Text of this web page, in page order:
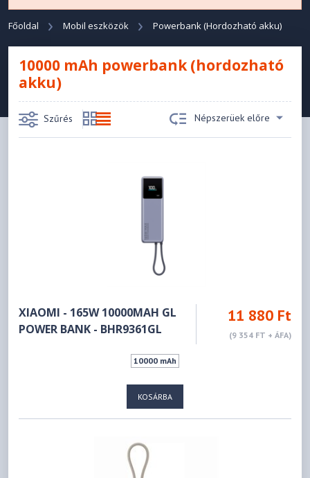
Főoldal Mobil eszközök Powerbank (Hordozható akku)
10000 mAh powerbank (hordozható
akku)
Szűrés Népszerüek előre
XIAOMI - 165W 10000MAH GL
POWER BANK - BHR9361GL
11 880 Ft
(9 354 FT + ÁFA)
10000 mAh
KOSÁRBA